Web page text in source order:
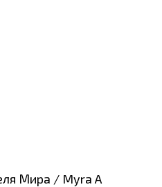
Мира / Myra A